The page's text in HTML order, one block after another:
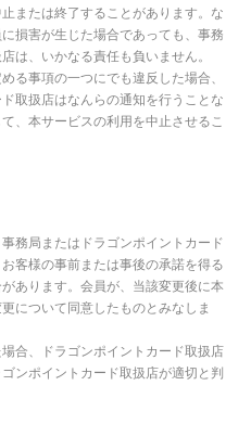
または終了することがあります。な
損害が生じた場合であっても、事務
は、いかなる責任も負いません。
る事項の一つにでも違反した場合、
取扱店はなんらの通知を行うことな
、本サービスの利用を中止させるこ
務局またはドラゴンポイントカード
客様の事前または事後の承諾を得る
あります。会員が、当該変更後に本
について同意したものとみなしま
合、ドラゴンポイントカード取扱店
ンポイントカード取扱店が適切と判